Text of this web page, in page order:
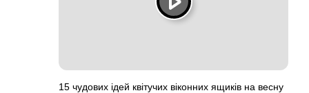
15 чудових ідей квітучих віконних ящиків на весну